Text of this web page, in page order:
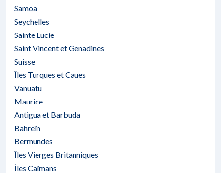
Samoa
Seychelles
Sainte Lucie
Saint Vincent et Genadines
Suisse
Îles Turques et Caues
Vanuatu
Maurice
Antigua et Barbuda
Bahreïn
Bermundes
Îles Vierges Britanniques
Îles Caïmans